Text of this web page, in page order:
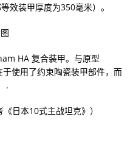
效装甲厚度为350毫米）。
HA 复合装甲。与原型
使用了约束陶瓷装甲部件，而
.
日本10式主战坦克》）